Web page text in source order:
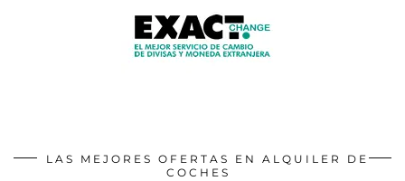
LAS MEJORES OFERTAS EN ALQUILER DE
COCHES